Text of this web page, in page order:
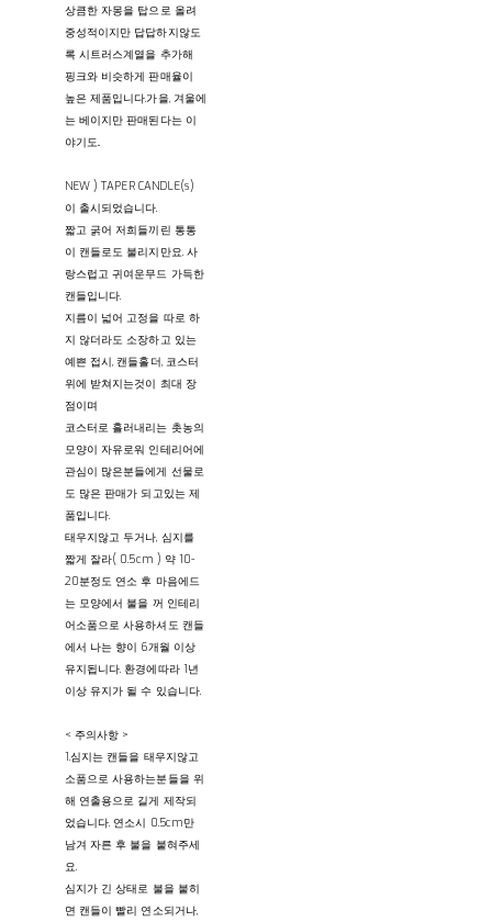
상큼한 자몽을 탑으로 올려
중성적이지만 답답하지않도
록 시트러스계열을 추가해
핑크와 비슷하게 판매율이
높은 제품입니다.가을, 겨울에
는 베이지만 판매된다는 이
야기도..
NEW ) TAPER CANDLE(s)
이 출시되었습니다.
짧고 굵어 저희들끼린 통통
이 캔들로도 불리지만요. 사
랑스럽고 귀여운무드 가득한
캔들입니다.
지름이 넓어 고정을 따로 하
지 않더라도 소장하고 있는
예쁜 접시, 캔들홀더, 코스터
위에 받쳐지는것이 최대 장
점이며
코스터로 흘러내리는 촛농의
모양이 자유로워 인테리어에
관심이 많은분들에게 선물로
도 많은 판매가 되고있는 제
품입니다.
태우지않고 두거나, 심지를
짧게 잘라( 0.5cm ) 약 10-
20분정도 연소 후 마음에드
는 모양에서 불을 꺼 인테리
어소품으로 사용하셔도 캔들
에서 나는 향이 6개월 이상
유지됩니다. 환경에따라 1년
이상 유지가 될 수 있습니다.
< 주의사항 >
1.심지는 캔들을 태우지않고
소품으로 사용하는분들을 위
해 연출용으로 길게 제작되
었습니다. 연소시 0.5cm만
남겨 자른 후 불을 붙혀주세
요.
심지가 긴 상태로 불을 붙히
면 캔들이 빨리 연소되거나,